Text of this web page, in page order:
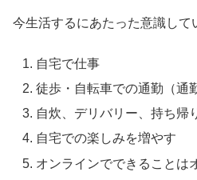
今生活するにあたった意識して
自宅で仕事
徒歩・自転車での通勤（通
自炊、デリバリー、持ち帰
自宅での楽しみを増やす
オンラインでできることは